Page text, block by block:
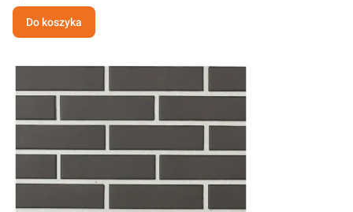
Do koszyka